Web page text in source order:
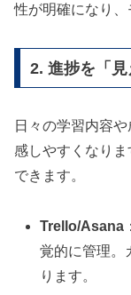
性が明確になり、
2. 進捗を「
日々の学習内容
感しやすくなり
できます。
Trello/Asana
覚的に管理。
ります。